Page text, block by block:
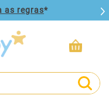
as regras*